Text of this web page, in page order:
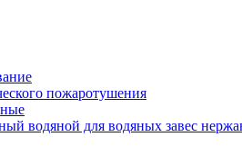
пожаротушения
водяной для водяных завес